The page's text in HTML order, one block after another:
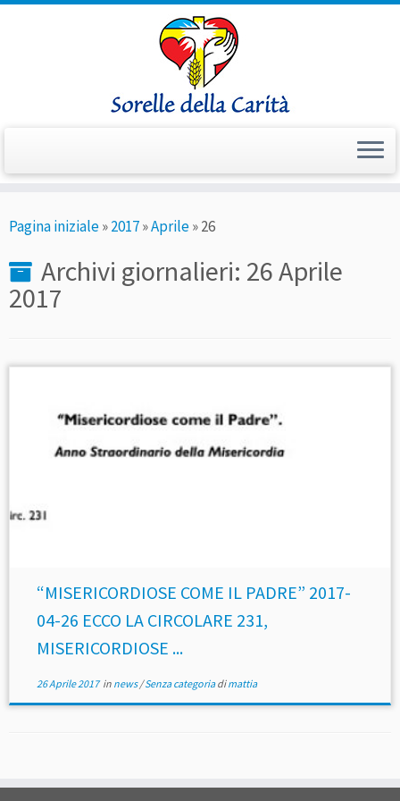
alPagina iniziale»2017»Aprile»26
Archivi giornalieri: 26 Aprile
2017
“MISERICORDIOSE COME IL PADRE” 2017-
04-26 ECCO LA CIRCOLARE 231,
MISERICORDIOSE ...
26 Aprile 2017in news/Senza categoriadimattia